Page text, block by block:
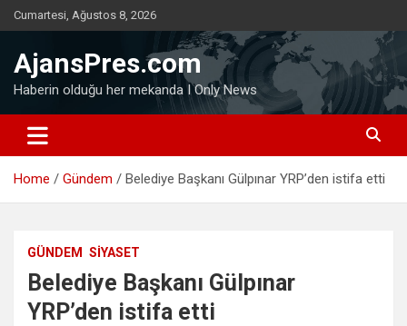
Skip
to
Cumartesi, Ağustos 8, 2026
AjansPres.com
Haberin olduğu her mekanda I Only News
Home Gündem Belediye Başkanı Gülpınar YRP’den istifa etti
GÜNDEM SIYASET
Belediye Başkanı Gülpınar
YRP’den istifa etti